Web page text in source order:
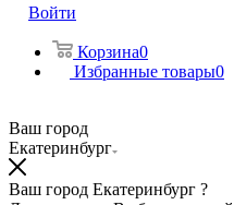
Войти
Корзина0
Избранные товары0
Ваш город
Екатеринбург
Ваш город Екатеринбург ?